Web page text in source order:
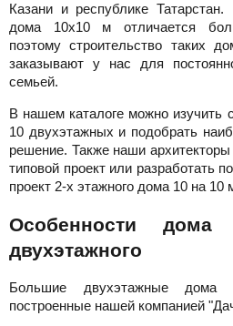
Казани и республике
дома 10x10 м отличается
поэтому строительство таких
заказывают у нас для
семьей.
В нашем каталоге можно
10 двухэтажных и подобрать
решение. Также наши
типовой проект или разработать
проект 2-х этажного дома 10 на 10
Особенности
двухэтажного
Большие двухэтажные
построенные нашей компанией